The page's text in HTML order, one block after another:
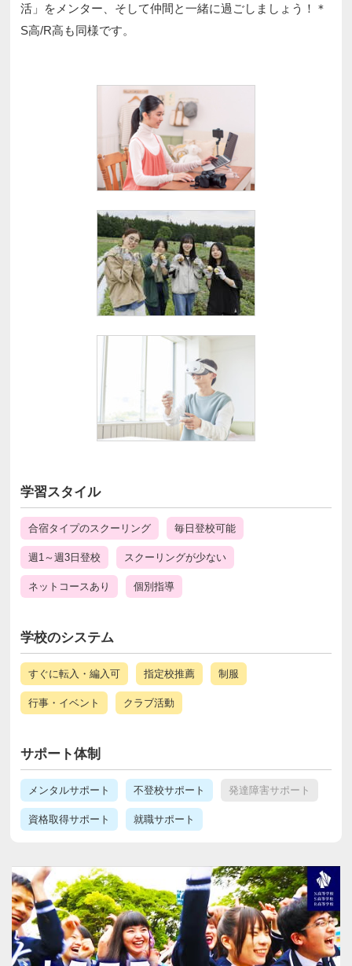
活」をメンター、そして仲間と一緒に過ごしましょう！＊
S高/R高も同様です。
学習スタイル
合宿タイプのスクーリング 毎日登校可能
週1～週3日登校 スクーリングが少ない
ネットコースあり 個別指導
学校のシステム
すぐに転入・編入可 指定校推薦 制服
行事・イベント クラブ活動
サポート体制
メンタルサポート 不登校サポート 発達障害サポート
資格取得サポート 就職サポート